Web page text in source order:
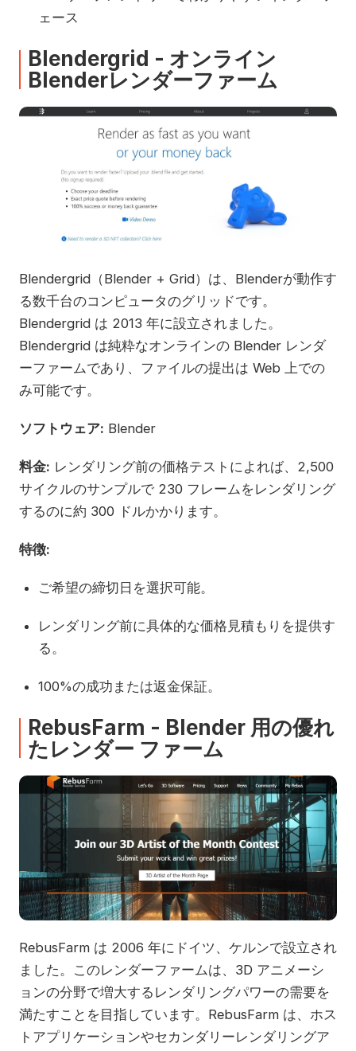
ェース
Blendergrid - オンライン
Blenderレンダーファーム
Blendergrid（Blender + Grid）は、Blenderが動作す
る数千台のコンピュータのグリッドです。
Blendergrid は 2013 年に設立されました。
Blendergrid は純粋なオンラインの Blender レンダ
ーファームであり、ファイルの提出は Web 上での
み可能です。
ソフトウェア: Blender
料金: レンダリング前の価格テストによれば、2,500
サイクルのサンプルで 230 フレームをレンダリング
するのに約 300 ドルかかります。
特徴:
ご希望の締切日を選択可能。
レンダリング前に具体的な価格見積もりを提供す
る。
100%の成功または返金保証。
RebusFarm - Blender 用の優れ
たレンダー ファーム
RebusFarm は 2006 年にドイツ、ケルンで設立され
ました。このレンダーファームは、3D アニメーシ
ョンの分野で増大するレンダリングパワーの需要を
満たすことを目指しています。RebusFarm は、ホス
トアプリケーションやセカンダリーレンダリングア